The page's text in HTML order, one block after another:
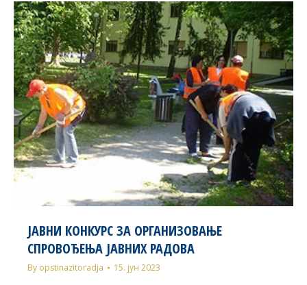
ЈАВНИ КОНКУРС ЗА ОРГАНИЗОВАЊЕ
СПРОВОЂЕЊА ЈАВНИХ РАДОВА
By opstinazitoradja 15. јун 2023